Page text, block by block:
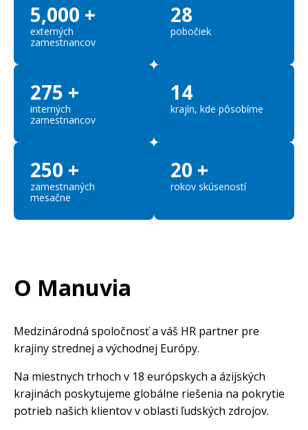
5,000 +
externých
zamestnancov
28
pobočiek
275 +
interných
zamestnancov
14
krajín, kde pôsobíme
250 +
zamestnaných
mesačne
20 +
rokov skúseností
O Manuvia
Medzinárodná spoločnosť a váš HR partner pre
krajiny strednej a východnej Európy.
Na miestnych trhoch v 18 európskych a ázijských
krajinách poskytujeme globálne riešenia na pokrytie
potrieb našich klientov v oblasti ľudských zdrojov.